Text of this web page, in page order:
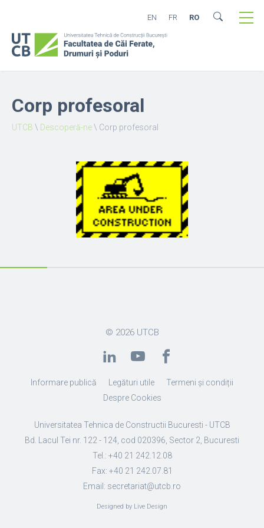
EN FR RO
Corp profesoral
UTCB \ Descoperă-ne\ Corp profesoral
© 2026 UTCB
Informare publică Legături utile
Termeni și condiții
Despre Cookies
Universitatea Tehnica de Constructii Bucuresti - UTCB
Bd. Lacul Tei nr. 122 - 124, cod 020396, Sector 2, Bucuresti
Tel.: +40 21 242.12.08
Fax: +40 21 242.07.81
Email: secretariat@utcb.ro
Designed by Live Design